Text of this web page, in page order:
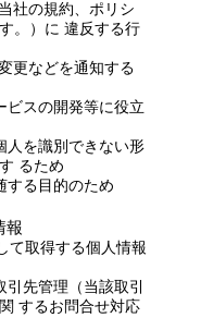
社の規約、ポリシ
。）に 違反する行
更などを通知する
ビスの開発等に役立
人を識別できない形
るため
する目的のため
報
て取得する個人情報
先管理（当該取引
するお問合せ対応